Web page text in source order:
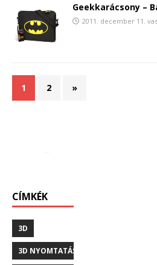
Geekkarácsony –
2011. december 11.
1 2 »
CÍMKÉK
3D
3D NYOMTATÁS